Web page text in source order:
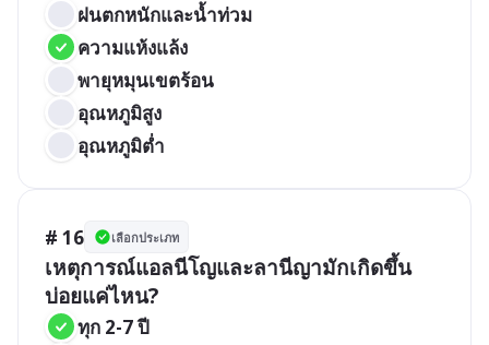
ฝนตกหนักและน้ำท่วม
ความแห้งแล้ง
พายุหมุนเขตร้อน
อุณหภูมิสูง
อุณหภูมิต่ำ
# 16 เลือกประเภท
เหตุการณ์แอลนีโญและลานีญามักเกิดขึ้น
บ่อยแค่ไหน?
ทุก 2-7 ปี